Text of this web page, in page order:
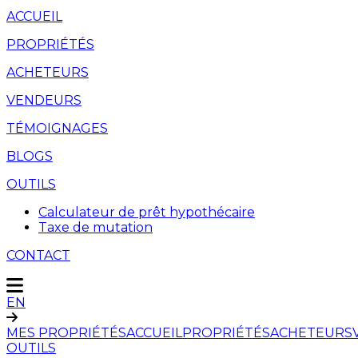
ACCUEIL
PROPRIÉTÉS
ACHETEURS
VENDEURS
TÉMOIGNAGES
BLOGS
OUTILS
Calculateur de prêt hypothécaire
Taxe de mutation
CONTACT
EN
MES PROPRIÉTÉSACCUEILPROPRIÉTÉSACHETEURS
OUTILS